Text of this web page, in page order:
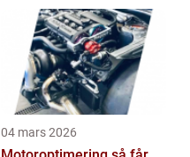
04 mars 2026